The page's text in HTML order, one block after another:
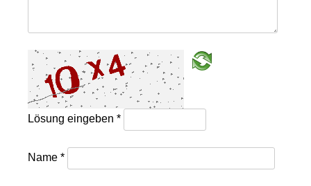
Lösung eingeben*
Name*